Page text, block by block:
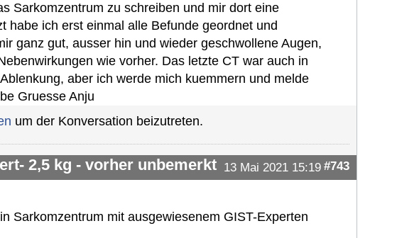
Sarkomzentrum zu schreiben und mir dort eine
habe ich erst einmal alle Befunde geordnet und
ganz gut, ausser hin und wieder geschwollene Augen,
wie vorher. Das letzte CT war auch in
aber ich werde mich kuemmern und melde
Gruesse Anju
um der Konversation beizutreten.
2,5 kg - vorher unbemerkt 13 Mai 2021 15:19 #743
Sarkomzentrum mit ausgewiesenem GIST-Experten